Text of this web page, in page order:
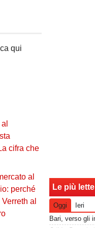
qui
cifra che
al
perché
Verreth al
Le più lette
Oggi
Ieri